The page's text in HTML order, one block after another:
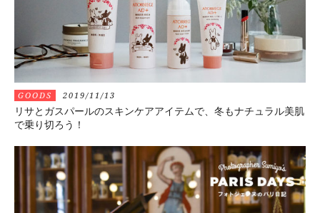
GOODS 2019/11/13
リサとガスパールのスキンケアアイテムで、冬もナチュラル美肌
で乗り切ろう！